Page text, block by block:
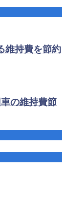
維持費を節約
の維持費節